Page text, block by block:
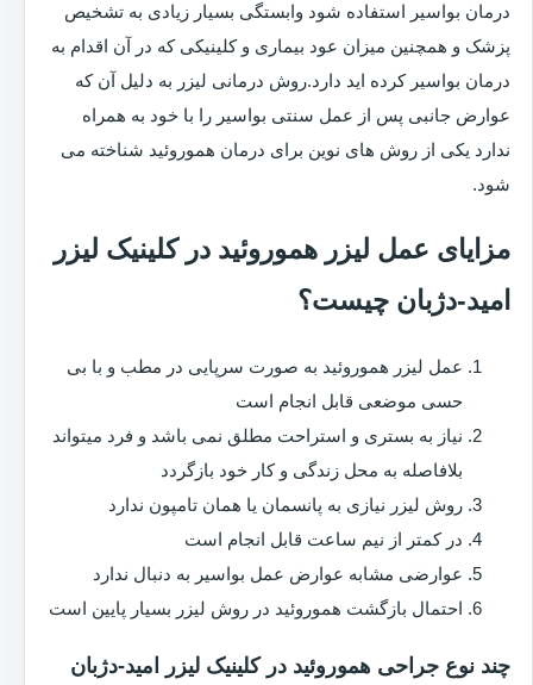
درمان بواسیر استفاده شود وابستگی بسیار زیادی به تشخیص
پزشک و همچنین میزان عود بیماری و کلینیکی که در آن اقدام به
درمان بواسیر کرده اید دارد.روش درمانی لیزر به دلیل آن که
عوارض جانبی پس از عمل سنتی بواسیر را با خود به همراه
ندارد یکی از روش های نوین برای درمان هموروئید شناخته می
شود.
مزایای عمل لیزر هموروئید در کلینیک لیزر
امید-دژبان چیست؟
عمل لیزر هموروئید به صورت سرپایی در مطب و با بی
حسی موضعی قابل انجام است
نیاز به بستری و استراحت مطلق نمی باشد و فرد میتواند
بلافاصله به محل زندگی و کار خود بازگردد
روش لیزر نیازی به پانسمان یا همان تامپون ندارد
در کمتر از نیم ساعت قابل انجام است
عوارضی مشابه عوارض عمل بواسیر به دنبال ندارد
احتمال بازگشت هموروئید در روش لیزر بسیار پایین است
چند نوع جراحی هموروئید در کلینیک لیزر امید-دژبان